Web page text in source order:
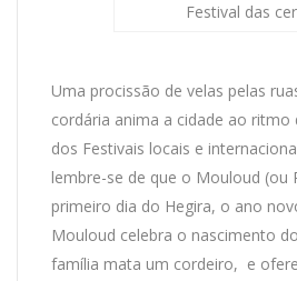
Festival das
Uma procissão de velas pelas
cordária anima a cidade ao ritmo
dos Festivais locais e
lembre-se de que o Mouloud (ou
primeiro dia do Hegira, o ano
Mouloud celebra o nascimento
família mata um cordeiro, e